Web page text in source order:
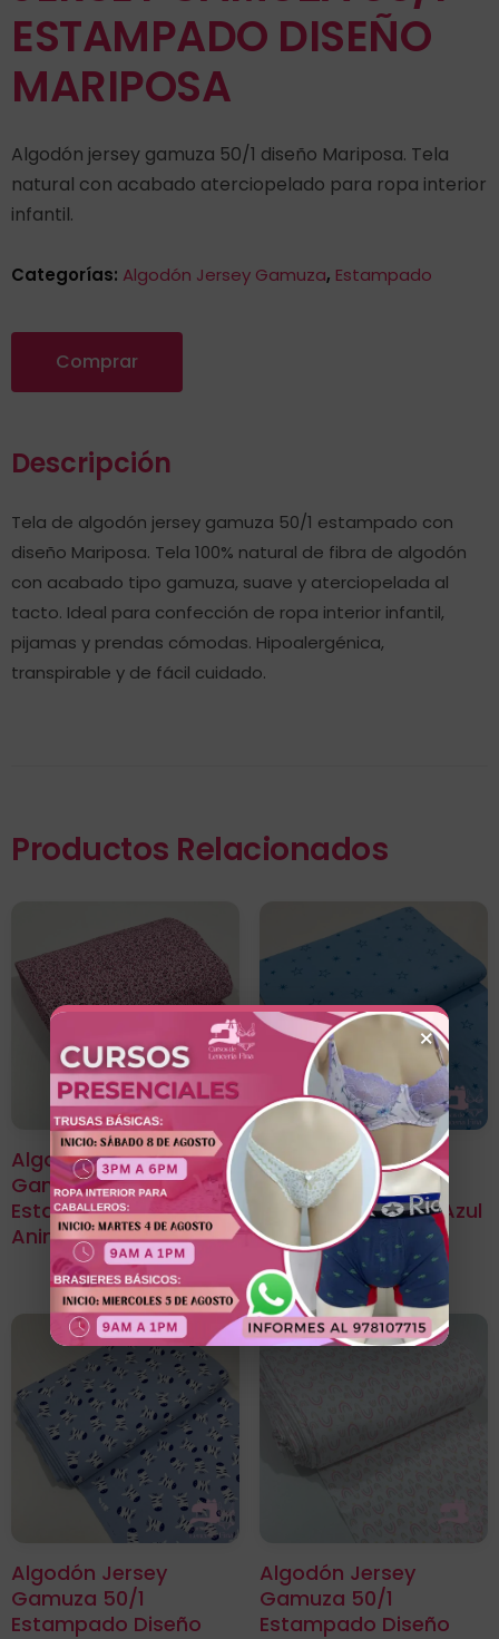
ESTAMPADO DISEÑO
MARIPOSA
Algodón jersey gamuza 50/1 diseño Mariposa. Tela
natural con acabado aterciopelado para ropa interior
infantil.
Categorías: Algodón Jersey Gamuza, Estampado
Comprar
Descripción
Tela de algodón jersey gamuza 50/1 estampado con
diseño Mariposa. Tela 100% natural de fibra de algodón
con acabado tipo gamuza, suave y aterciopelada al
tacto. Ideal para confección de ropa interior infantil,
pijamas y prendas cómodas. Hipoalergénica,
transpirable y de fácil cuidado.
Productos Relacionados
Algodón Jersey
Gamuza 50/1
Estampado Diseño
Animal Print
Algodón Jersey
Gamuza 50/1
Estampado Stars Azul
Algodón Jersey
Gamuza 50/1
Estampado Diseño
Algodón Jersey
Gamuza 50/1
Estampado Diseño
×